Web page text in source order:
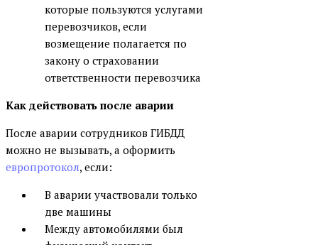
которые пользуются услугами
перевозчиков, если
возмещение полагается по
закону о страховании
ответственности перевозчика
Как действовать после аварии
После аварии сотрудников ГИБДД
можно не вызывать, а оформить
европротокол, если:
В аварии участвовали только
две машины
Между автомобилями был